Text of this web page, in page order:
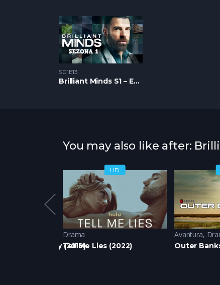
S01E13
Brilliant Minds S1 – Epizoda 13
You may also like after:
Star in the Sky (2019)
HD
Drama
Tell Me Lies (2022)
Avantura,
Outer